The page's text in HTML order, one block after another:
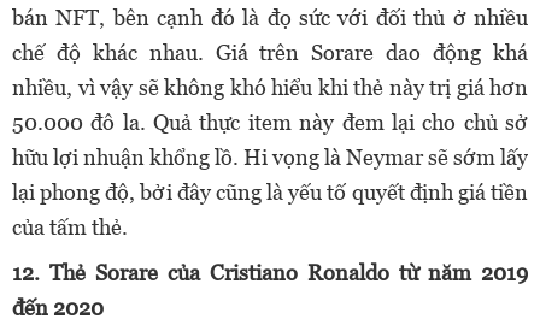
bán NFT, bên cạnh đó là đọ sức với đối thủ ở nhiều
chế độ khác nhau. Giá trên Sorare dao động khá
nhiều, vì vậy sẽ không khó hiểu khi thẻ này trị giá hơn
50.000 đô la. Quả thực item này đem lại cho chủ sở
hữu lợi nhuận khổng lồ. Hi vọng là Neymar sẽ sớm lấy
lại phong độ, bởi đây cũng là yếu tố quyết định giá tiền
của tấm thẻ.
12. Thẻ Sorare của Cristiano Ronaldo từ năm 2019
đến 2020